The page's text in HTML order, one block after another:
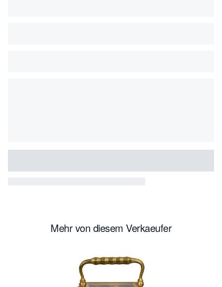
Mehr von diesem Verkaeufer